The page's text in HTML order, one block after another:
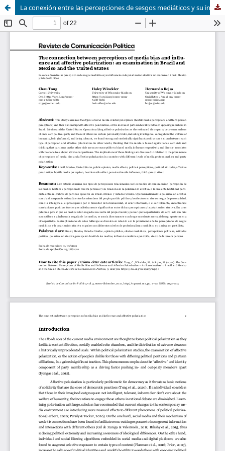
La conexión entre las percepciones de sesgos mediáticos y su influencia en la polarización afectiva: un examen en Brasil, México y Estados Unidos